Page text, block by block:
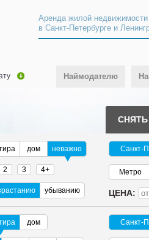
Аренда жилой недвижимости
в Санкт-Петербурге и
Наймодателю
СНЯТЬ
дом неважно
2 3 4+
убыванию
Санкт-
Метро
ЦЕНА:
дом Санкт-